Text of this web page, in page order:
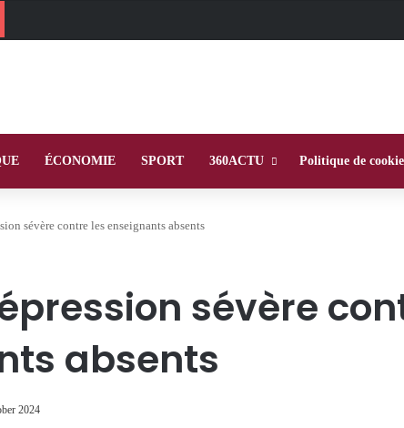
ÉCONOMIE SPORT 360ACTU Politique de
sévère contre les enseignants absents
sévère
absents
2024